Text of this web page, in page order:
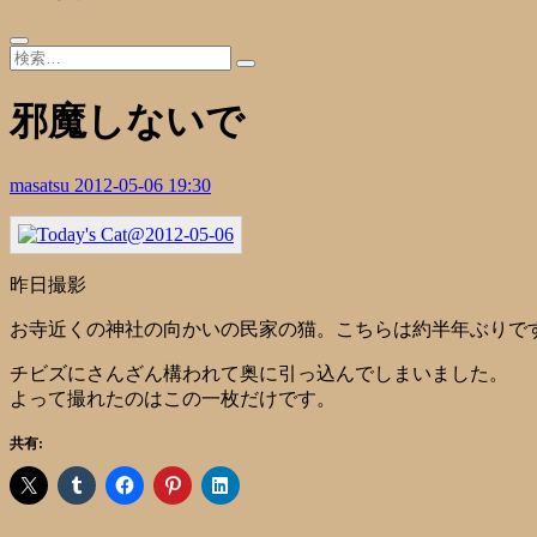
邪魔しないで
masatsu 2012-05-06 19:30
昨日撮影
お寺近くの神社の向かいの民家の猫。こちらは約半年ぶりで
チビズにさんざん構われて奥に引っ込んでしまいました。
よって撮れたのはこの一枚だけです。
共有: